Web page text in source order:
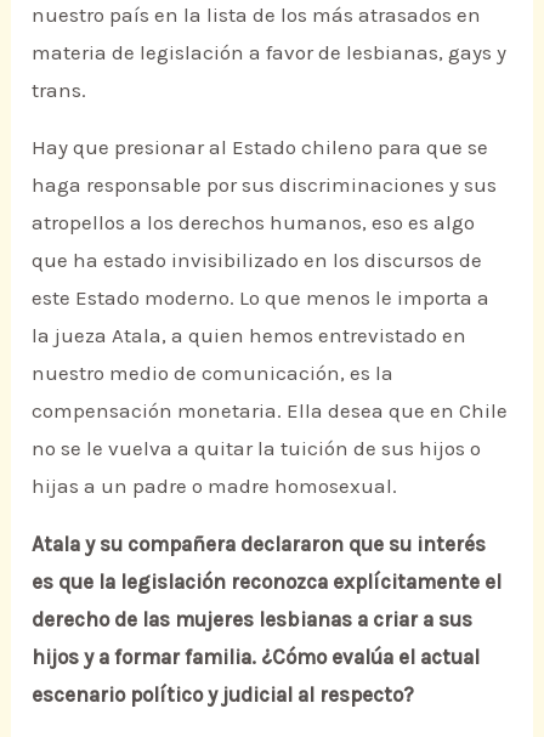
nuestro país en la lista de los más atrasados en
materia de legislación a favor de lesbianas, gays y
trans.
Hay que presionar al Estado chileno para que se
haga responsable por sus discriminaciones y sus
atropellos a los derechos humanos, eso es algo
que ha estado invisibilizado en los discursos de
este Estado moderno. Lo que menos le importa a
la jueza Atala, a quien hemos entrevistado en
nuestro medio de comunicación, es la
compensación monetaria. Ella desea que en Chile
no se le vuelva a quitar la tuición de sus hijos o
hijas a un padre o madre homosexual.
Atala y su compañera declararon que su interés
es que la legislación reconozca explícitamente el
derecho de las mujeres lesbianas a criar a sus
hijos y a formar familia. ¿Cómo evalúa el actual
escenario político y judicial al respecto?